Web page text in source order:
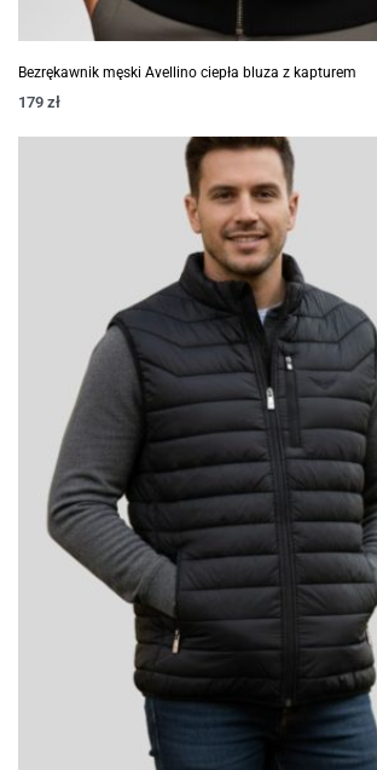
Bezrękawnik męski Avellino ciepła bluza z kapturem
179 zł